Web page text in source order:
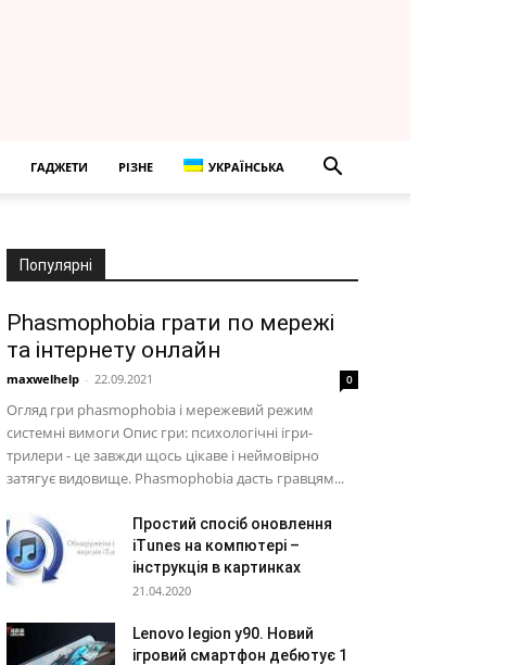
ГАДЖЕТИ РІЗНЕ УКРАЇНСЬКА
Популярні
Phasmophobia грати по мережі
та інтернету онлайн
maxwelhelp - 22.09.2021 0
Огляд гри phasmophobia і мережевий режим
системні вимоги Опис гри: психологічні ігри-
трилери - це завжди щось цікаве і неймовірно
затягує видовище. Phasmophobia дасть гравцям...
Простий спосіб оновлення
iTunes на компютері –
інструкція в картинках
21.04.2020
Lenovo legion y90. Новий
ігровий смартфон дебютує 1